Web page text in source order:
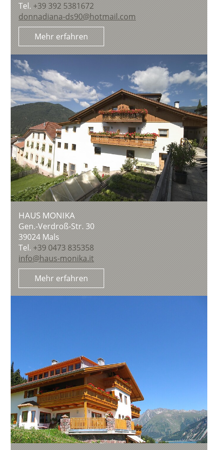
Tel.+39 392 5381672
donnadiana-ds90@hotmail.com
Mehr erfahren
HAUS MONIKA
Gen.-Verdroß-Str. 30
39024 Mals
Tel.+39 0473 835358
info@haus-monika.it
Mehr erfahren